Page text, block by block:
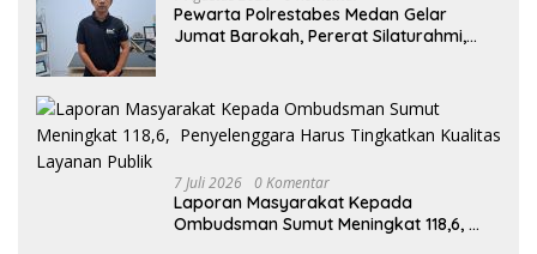
Pewarta Polrestabes Medan Gelar
Jumat Barokah, Pererat Silaturahmi,
7 Juli 2026 0 Komentar
Laporan Masyarakat Kepada
Ombudsman Sumut Meningkat 118,6,